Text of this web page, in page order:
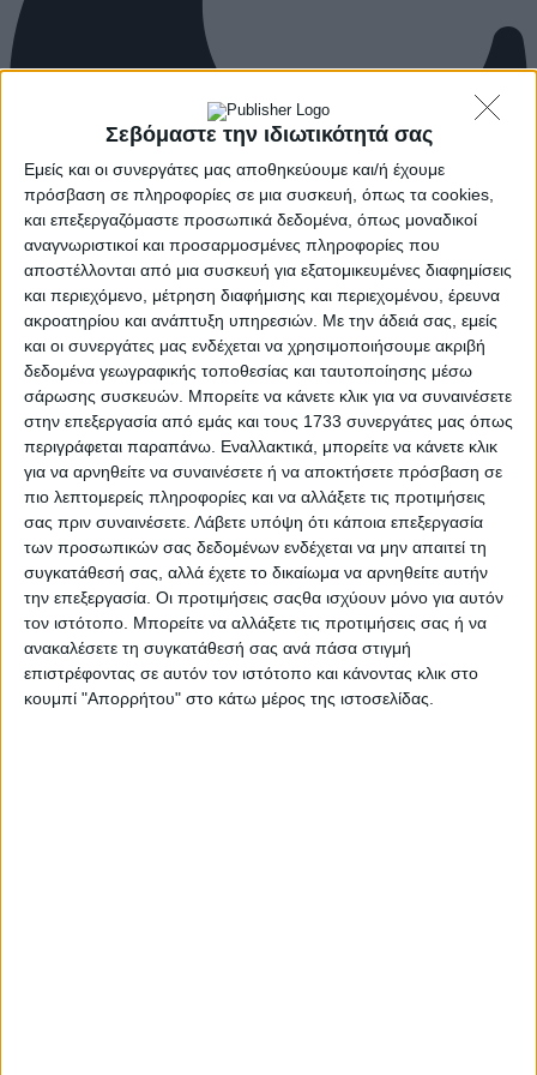
Σεβόμαστε την ιδιωτικότητά σας
Εμείς και οι συνεργάτες μας αποθηκεύουμε και/ή έχουμε
πρόσβαση σε πληροφορίες σε μια συσκευή, όπως τα cookies,
και επεξεργαζόμαστε προσωπικά δεδομένα, όπως μοναδικοί
αναγνωριστικοί και προσαρμοσμένες πληροφορίες που
αποστέλλονται από μια συσκευή για εξατομικευμένες διαφημίσεις
και περιεχόμενο, μέτρηση διαφήμισης και περιεχομένου, έρευνα
ακροατηρίου και ανάπτυξη υπηρεσιών. Με την άδειά σας, εμείς
και οι συνεργάτες μας ενδέχεται να χρησιμοποιήσουμε ακριβή
δεδομένα γεωγραφικής τοποθεσίας και ταυτοποίησης μέσω
σάρωσης συσκευών. Μπορείτε να κάνετε κλικ για να συναινέσετε
στην επεξεργασία από εμάς και τους 1733 συνεργάτες μας όπως
περιγράφεται παραπάνω. Εναλλακτικά, μπορείτε να κάνετε κλικ
για να αρνηθείτε να συναινέσετε ή να αποκτήσετε πρόσβαση σε
πιο λεπτομερείς πληροφορίες και να αλλάξετε τις προτιμήσεις
σας πριν συναινέσετε. Λάβετε υπόψη ότι κάποια επεξεργασία
των προσωπικών σας δεδομένων ενδέχεται να μην απαιτεί τη
συγκατάθεσή σας, αλλά έχετε το δικαίωμα να αρνηθείτε αυτήν
την επεξεργασία. Οι προτιμήσεις σαςθα ισχύουν μόνο για αυτόν
τον ιστότοπο. Μπορείτε να αλλάξετε τις προτιμήσεις σας ή να
ανακαλέσετε τη συγκατάθεσή σας ανά πάσα στιγμή
επιστρέφοντας σε αυτόν τον ιστότοπο και κάνοντας κλικ στο
κουμπί "Απορρήτου" στο κάτω μέρος της ιστοσελίδας.